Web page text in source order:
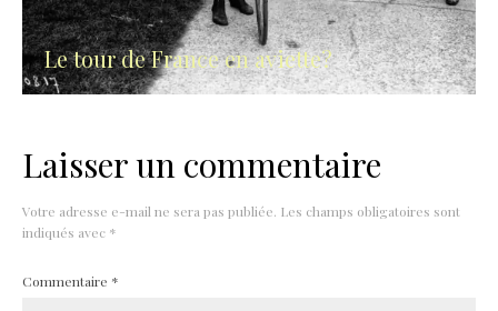
Le tour de France en aviette?
Laisser un commentaire
Votre adresse e-mail ne sera pas publiée. Les champs obligatoires sont
indiqués avec *
Commentaire *